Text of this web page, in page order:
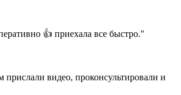
👍 приехала все быстро."
прислали видео, проконсультировали и